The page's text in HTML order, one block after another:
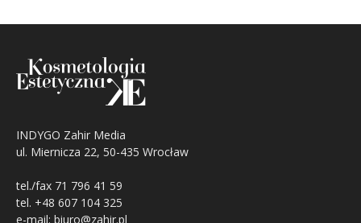
INDYGO Zahir Media
ul. Miernicza 22, 50-435 Wrocław
tel./fax 71 796 41 59
tel. +48 607 104 325
e-mail: biuro@zahir.pl